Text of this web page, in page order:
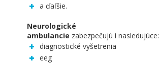
a ďaľšie.
Neurologické
ambulancie zabezpečujú i nasledujúce:
diagnostické vyšetrenia
eeg